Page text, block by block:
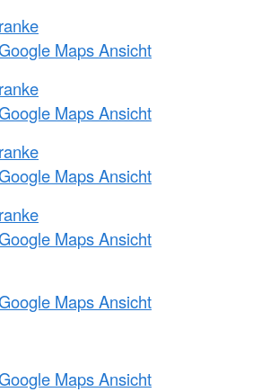
Maps Ansicht
Maps Ansicht
Maps Ansicht
Maps Ansicht
Maps Ansicht
Maps Ansicht